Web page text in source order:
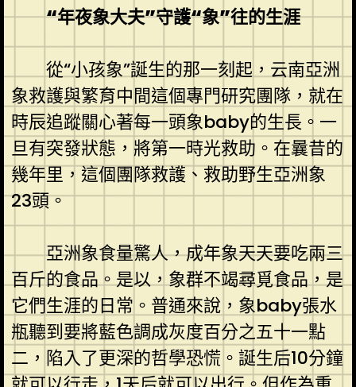
“年夜象大夫”守護“象”往的生涯
從“小孩象”誕生的那一刻起，云南亞洲
象救護與繁育中間這個專門研究團隊，就在
時辰追蹤關心著每一頭象baby的生長。一
旦有突發狀態，將第一時光救助。在曩昔的
幾年里，這個團隊救護、救助野生亞洲象
23頭。
亞洲象食量驚人，成年象天天要吃兩三
百斤的食品。是以，象群不竭尋覓食品，是
它們生涯的日常。普通來說，象baby張水
瓶聽到要將藍色調成灰度百分之五十一點
二，陷入了更深的哲學恐慌。誕生后10分鐘